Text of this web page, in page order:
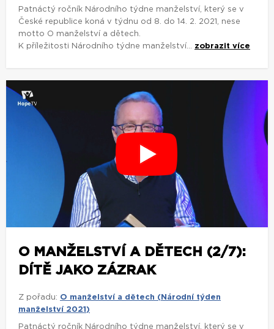
Patnáctý ročník Národního týdne manželství, který se v
České republice koná v týdnu od 8. do 14. 2. 2021, nese
motto O manželství a dětech.
K příležitosti Národního týdne manželství... zobrazit více
O MANŽELSTVÍ A DĚTECH (2/7):
DÍTĚ JAKO ZÁZRAK
Z pořadu: O manželství a dětech (Národní týden
manželství 2021)
Patnáctý ročník Národního týdne manželství, který se v